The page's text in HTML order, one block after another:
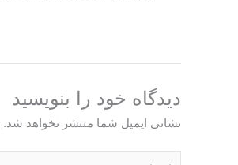
دیدگاه‌ خود را بنویسید
نشانی ایمیل شما منتشر نخواهد شد.